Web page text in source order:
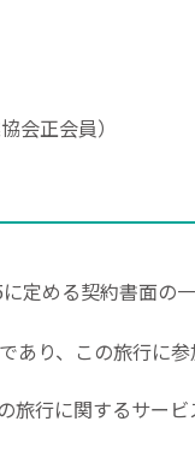
会正会員）
定める契約書面の一
あり、この旅行に
旅行に関するサー